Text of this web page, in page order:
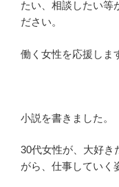
たい、相談したい等
ださい。
働く女性を応援しま
小説を書きました。
30代女性が、大好き
がら、仕事していく